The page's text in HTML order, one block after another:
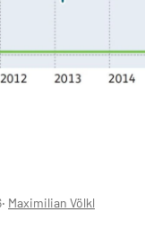
‧ Maximilian Völkl